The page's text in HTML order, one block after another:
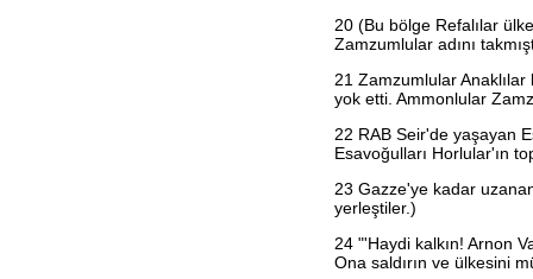
20 (Bu bölge Refalılar
Zamzumlular adını
21 Zamzumlular Anaklılar
yok etti. Ammonlular
22 RAB Seir'de yaşayan
Esavoğulları Horlular'ın
23 Gazze'ye kadar
yerleştiler.)
24 "'Haydi kalkın! Arnon
Ona saldırın ve ülkesini